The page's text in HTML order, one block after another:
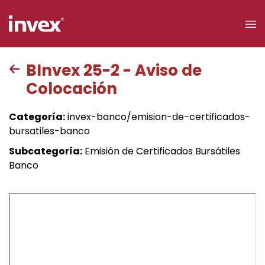
Acceso a
Buscar
Personas
BInvex 25-2 - Aviso de
Colocación
Categoría:invex-banco/emision-de-certificados-
bursatiles-banco
Subcategoría: Emisión de Certificados Bursátiles
Banco